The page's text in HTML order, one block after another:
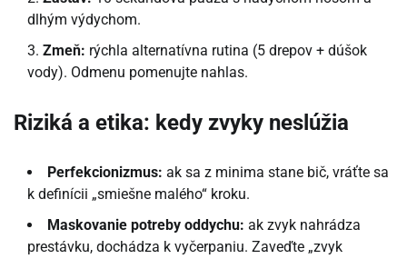
dlhým výdychom.
Zmeň: rýchla alternatívna rutina (5 drepov + dúšok
vody). Odmenu pomenujte nahlas.
Riziká a etika: kedy zvyky neslúžia
Perfekcionizmus: ak sa z minima stane bič, vráťte sa
k definícii „smiešne malého“ kroku.
Maskovanie potreby oddychu: ak zvyk nahrádza
prestávku, dochádza k vyčerpaniu. Zaveďte „zvyk